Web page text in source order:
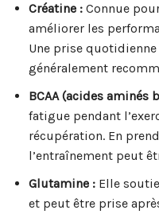
Créatine :Connue
améliorer les
Une prise
généralement
BCAA (acides aminés
fatigue pendant
récupération. En
l’entraînement peut
Glutamine :Elle
et peut être prise